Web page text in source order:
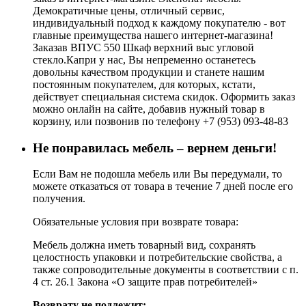
Демократичные цены, отличный сервис,
индивидуальный подход к каждому покупателю - вот
главные преимущества нашего интернет-магазина!
Заказав ВПУС 550 Шкаф верхний выс угловой
стекло.Капри у нас, Вы непременно останетесь
довольны качеством продукции и станете нашим
постоянным покупателем, для которых, кстати,
действует специальная система скидок. Оформить заказ
можно онлайн на сайте, добавив нужный товар в
корзину, или позвонив по телефону +7 (953) 093-48-83
Не понравилась мебель – вернем деньги!
Если Вам не подошла мебель или Вы передумали, то
можете отказаться от товара в течение 7 дней после его
получения.
Обязательные условия при возврате товара:
Мебель должна иметь товарный вид, сохранять
целостность упаковки и потребительские свойства, а
также сопроводительные документы в соответствии с п.
4 ст. 26.1 Закона «О защите прав потребителей»